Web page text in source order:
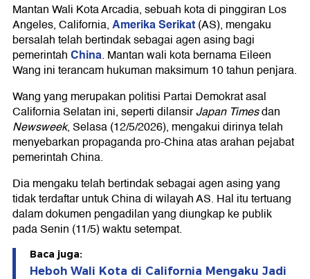
Mantan Wali Kota Arcadia, sebuah kota di pinggiran Los
Angeles, California,Amerika Serikat(AS), mengaku
bersalah telah bertindak sebagai agen asing bagi
pemerintahChina. Mantan wali kota bernama Eileen
Wang ini terancam hukuman maksimum 10 tahun penjara.
Wang yang merupakan politisi Partai Demokrat asal
California Selatan ini, seperti dilansirJapan Timesdan
Newsweek, Selasa (12/5/2026), mengakui dirinya telah
menyebarkan propaganda pro-China atas arahan pejabat
pemerintah China.
Dia mengaku telah bertindak sebagai agen asing yang
tidak terdaftar untuk China di wilayah AS. Hal itu tertuang
dalam dokumen pengadilan yang diungkap ke publik
pada Senin (11/5) waktu setempat.
Baca juga:
Heboh Wali Kota di California Mengaku Jadi